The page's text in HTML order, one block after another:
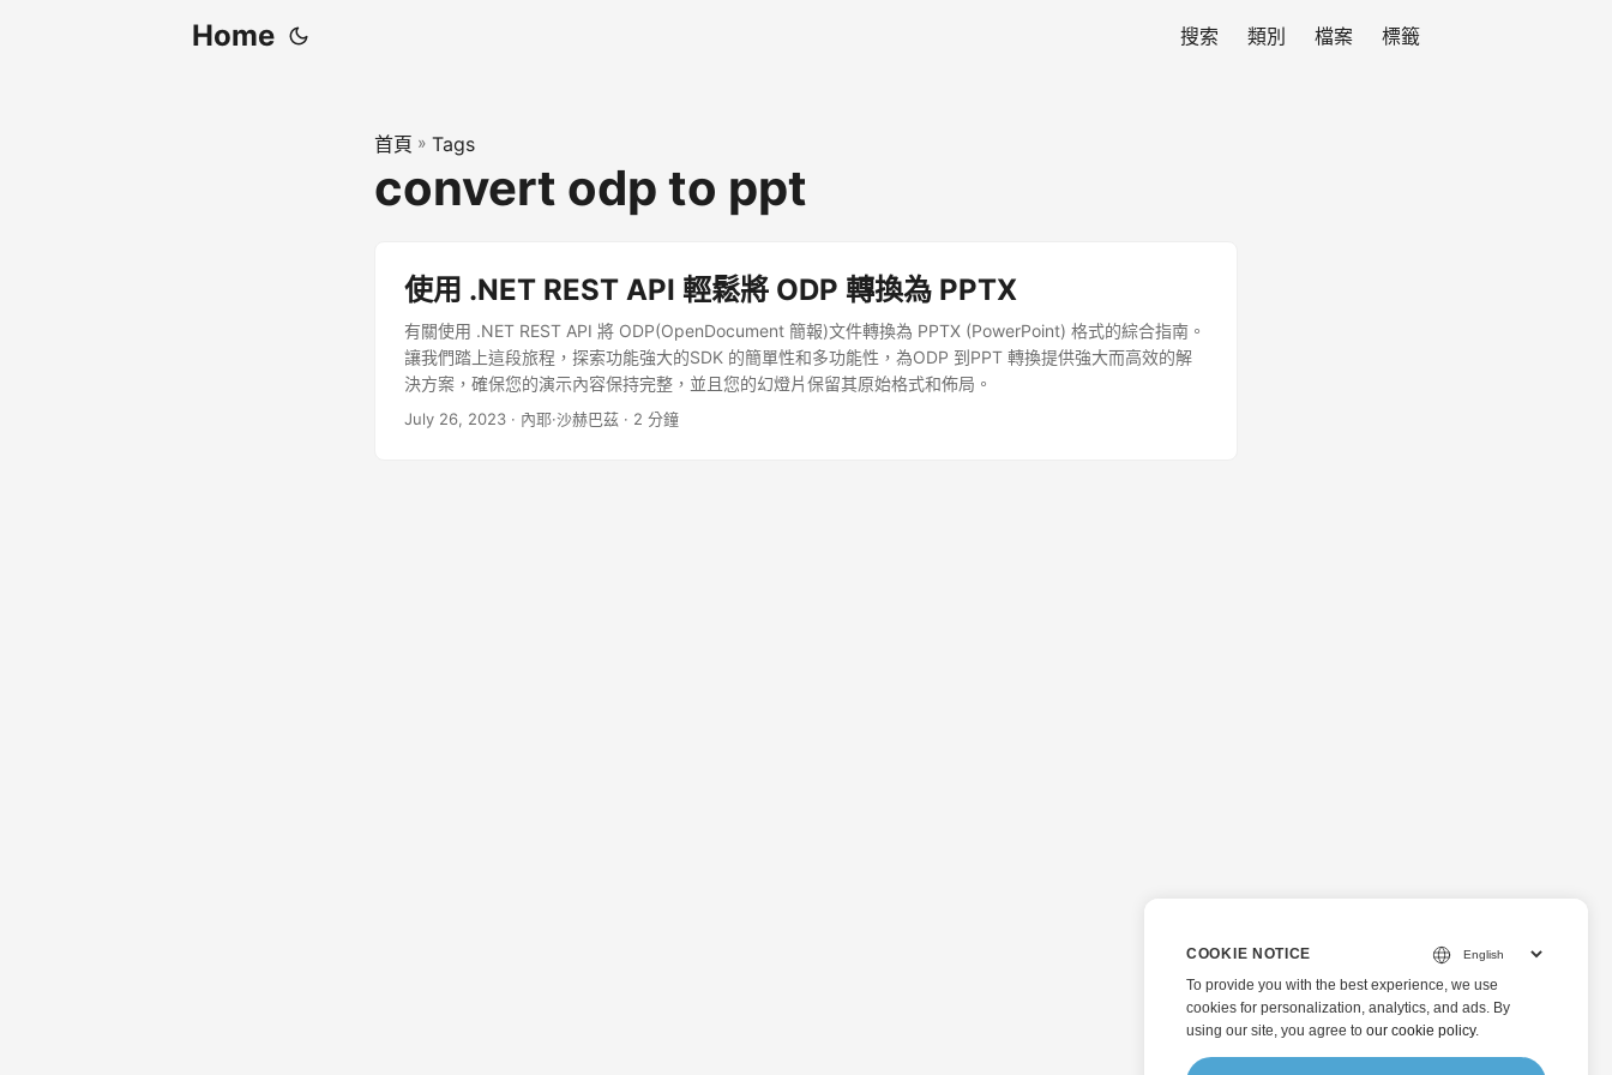
Home 搜索 類別 檔案 標籤
首頁 » Tags
convert odp to ppt
使用 .NET REST API 輕鬆將 ODP 轉換為 PPTX
有關使用 .NET REST API 將 ODP(OpenDocument 簡報)文件轉換為 PPTX (PowerPoint) 格式的綜合指南。
讓我們踏上這段旅程，探索功能強大的SDK 的簡單性和多功能性，為ODP 到PPT 轉換提供強大而高效的解
決方案，確保您的演示內容保持完整，並且您的幻燈片保留其原始格式和佈局。
July 26, 2023 · 內耶·沙赫巴茲 · 2 分鐘
COOKIE NOTICE
To provide you with the best experience, we use
cookies for personalization, analytics, and ads. By
using our site, you agree to our cookie policy.